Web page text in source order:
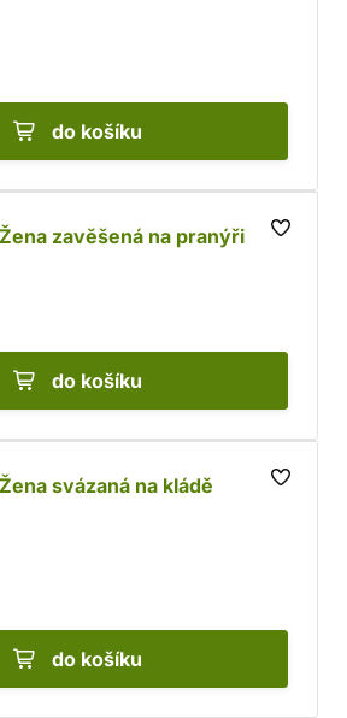
do košíku
zavěšená na pranýři
do košíku
svázaná na kládě
do košíku